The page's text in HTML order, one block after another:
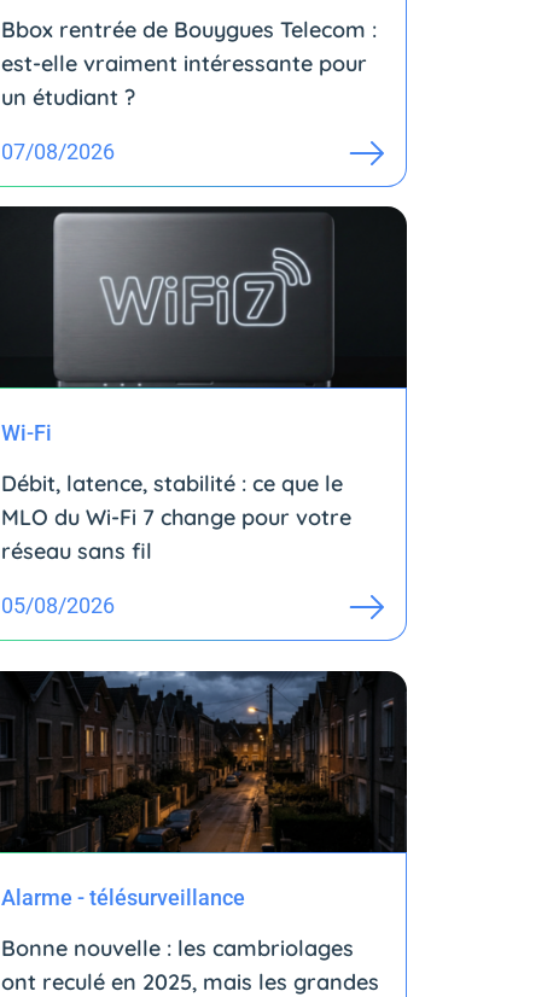
Bbox rentrée de Bouygues Telecom :
est-elle vraiment intéressante pour
un étudiant ?
07/08/2026
Wi-Fi
Débit, latence, stabilité : ce que le
MLO du Wi-Fi 7 change pour votre
réseau sans fil
05/08/2026
Alarme - télésurveillance
Bonne nouvelle : les cambriolages
ont reculé en 2025, mais les grandes